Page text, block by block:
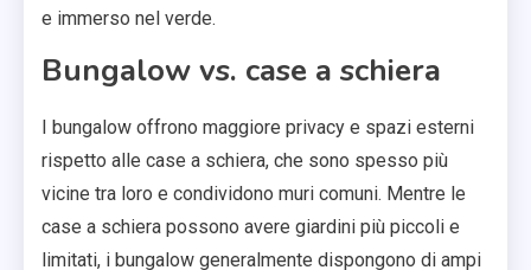
e immerso nel verde.
Bungalow vs. case a schiera
I bungalow offrono maggiore privacy e spazi esterni
rispetto alle case a schiera, che sono spesso più
vicine tra loro e condividono muri comuni. Mentre le
case a schiera possono avere giardini più piccoli e
limitati, i bungalow generalmente dispongono di ampi